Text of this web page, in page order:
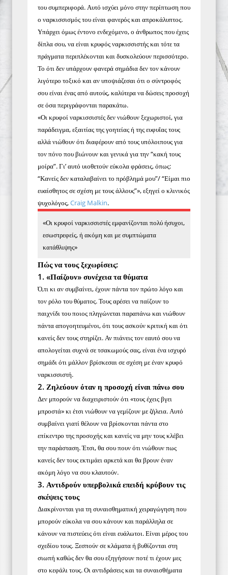
του συμπεριφορά. Αυτό ισχύει μόνο στην περίπτωση που
ο ναρκισσισμός του είναι φανερός και απροκάλυπτος.
Υπάρχει όμως έντονο ενδεχόμενο, ο άνθρωπος που έχεις
δίπλα σου, να είναι κρυφός ναρκισσιστής και τότε τα
πράγματα περιπλέκονται και δυσκολεύουν περισσότερο.
Το ότι δεν υπάρχουν φανερά σημάδια δεν τον κάνουν
λιγότερο τοξικό και αν υποψιάζεσαι ότι ο σύντροφός
σου είναι ένας από αυτούς, καλύτερα να δώσεις προσοχή
σε όσα περιγράφονται παρακάτω.
«Οι κρυφοί ναρκισσιστές δεν νιώθουν ξεχωριστοί, για
παράδειγμα, εξαιτίας της γοητείας ή της ευφυΐας τους
αλλά νιώθουν ότι διαφέρουν από τους υπόλοιπους για
τον πόνο που βιώνουν και γενικά για την “κακή τους
μοίρα”. Γι’ αυτό υιοθετούν εύκολα φράσεις, όπως:
“Κανείς δεν καταλαβαίνει το πρόβλημά μου”/ “Είμαι πιο
ευαίσθητος σε σχέση με τους άλλους”», εξηγεί ο κλινικός
ψυχολόγος,Craig Malkin.
«Οι κρυφοί ναρκισσιστές εμφανίζονται πολύ ήσυχοι,
εσωστρεφείς, ή ακόμη και με συμπτώματα
κατάθλιψης»
Πώς να τους ξεχωρίσεις:
1. «Παίζουν» συνέχεια τα θύματα
Ό,τι κι αν συμβαίνει, έχουν πάντα τον πρώτο λόγο και
τον ρόλο του θύματος. Τους αρέσει να παίζουν το
παιχνίδι του ποιος πληγώνεται παραπάνω και νιώθουν
πάντα απογοητευμένοι, ότι τους ασκούν κριτική και ότι
κανείς δεν τους στηρίζει. Αν πιάνεις τον εαυτό σου να
απολογείται συχνά σε τσακωμούς σας, είναι ένα ισχυρό
σημάδι ότι μάλλον βρίσκεσαι σε σχέση με έναν κρυφό
ναρκισσιστή.
2. Ζηλεύουν όταν η προσοχή είναι πάνω σου
Δεν μπορούν να διαχειριστούν ότι «τους έχεις βγει
μπροστά» κι έτσι νιώθουν να γεμίζουν με ζήλεια. Αυτό
συμβαίνει γιατί θέλουν να βρίσκονται πάντα στο
επίκεντρο της προσοχής και κανείς να μην τους κλέβει
την παράσταση. Έτσι, θα σου πουν ότι νιώθουν πως
κανείς δεν τους εκτιμάει αρκετά και θα βρουν έναν
ακόμη λόγο να σου κλαυτούν.
3. Αντιδρούν υπερβολικά επειδή κρύβουν τις
σκέψεις τους
Διακρίνονται για τη συναισθηματική χειραγώγηση που
μπορούν εύκολα να σου κάνουν και παράλληλα σε
κάνουν να πιστεύεις ότι είναι ευάλωτοι. Είναι μέρος του
σχεδίου τους. Ξεσπούν σε κλάματα ή βυθίζονται στη
σιωπή καθώς δεν θα σου εξηγήσουν ποτέ τι έχουν μες
στο κεφάλι τους. Οι αντιδράσεις και τα συναισθήματα